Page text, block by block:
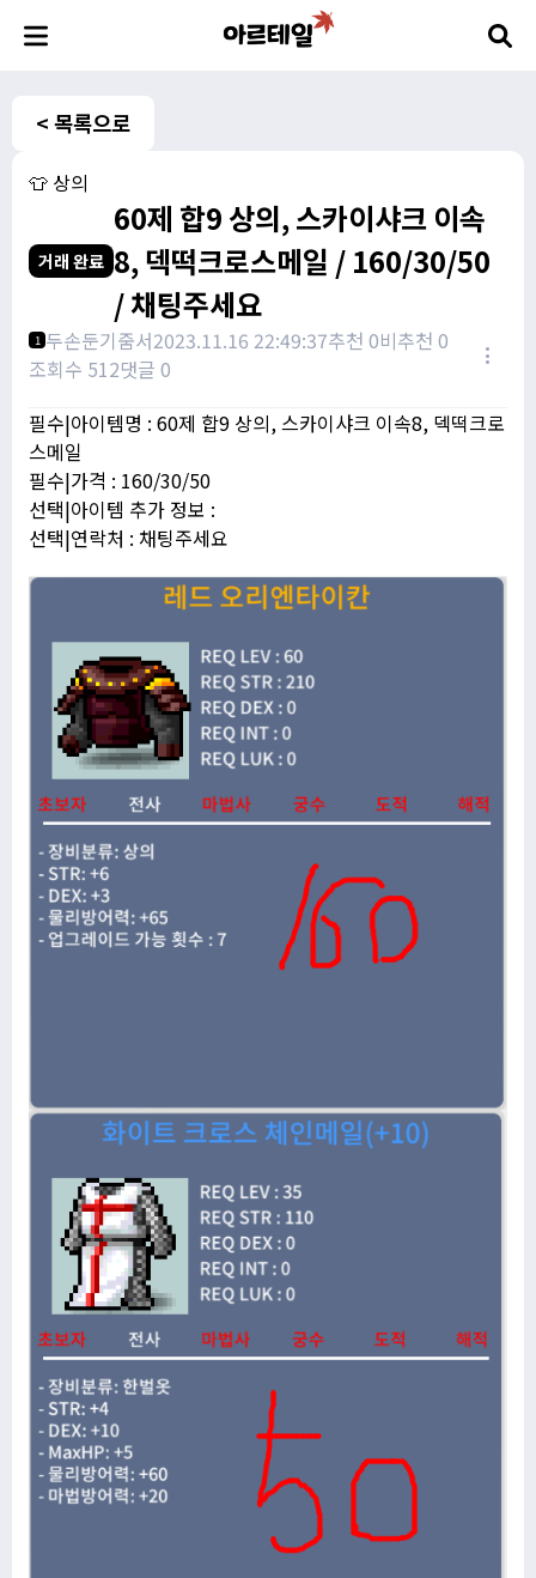
< 목록으로
👕 상의
거래 완료
60제 합9 상의, 스카이샤크 이속
8, 덱떡크로스메일 / 160/30/50
/ 채팅주세요
1 두손둔기줌서2023.11.16 22:49:37추천 0비추천 0
조회수 512댓글 0
필수|아이템명 : 60제 합9 상의, 스카이샤크 이속8, 덱떡크로
스메일
필수|가격 : 160/30/50
선택|아이템 추가 정보 :
선택|연락처 : 채팅주세요